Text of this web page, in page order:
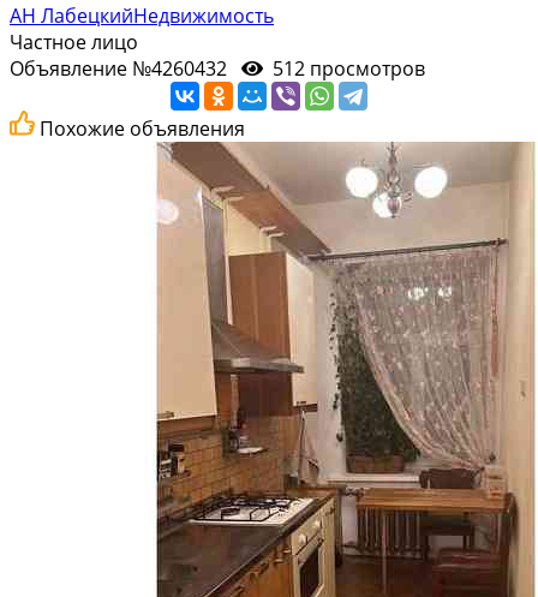
АН ЛабецкийНедвижимость
Частное лицо
Объявление №4260432
512 просмотров
Похожие объявления